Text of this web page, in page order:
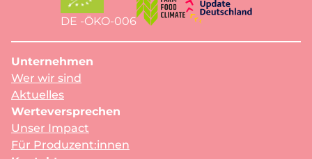
DE -ÖKO-006
Unternehmen
Wer wir sind
Aktuelles
Werteversprechen
Unser Impact
Für Produzent:innen